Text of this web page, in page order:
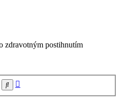
zdravotným postihnutím
Hľadať